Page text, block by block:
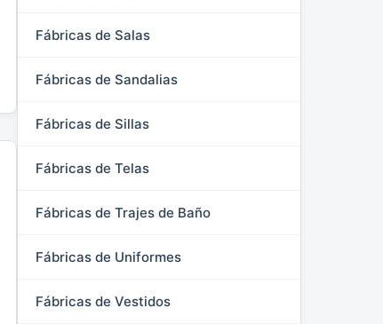
Fábricas de Salas
Fábricas de Sandalias
Fábricas de Sillas
Fábricas de Telas
Fábricas de Trajes de Baño
Fábricas de Uniformes
Fábricas de Vestidos